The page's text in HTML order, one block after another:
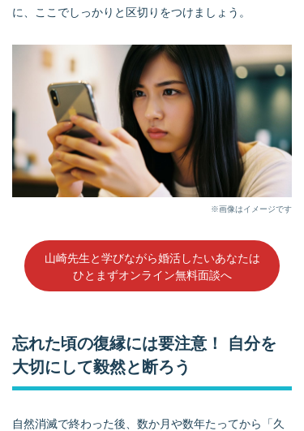
に、ここでしっかりと区切りをつけましょう。
※画像はイメージです
山崎先生と学びながら婚活したいあなたは
ひとまずオンライン無料面談へ
忘れた頃の復縁には要注意！ 自分を
大切にして毅然と断ろう
自然消滅で終わった後、数か月や数年たってから「久